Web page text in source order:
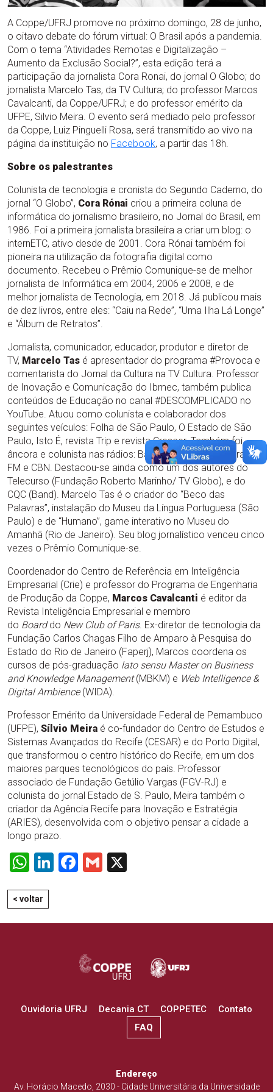
A Coppe/UFRJ promove no próximo domingo, 28 de junho,
o oitavo debate do fórum virtual: O Brasil após a pandemia.
Com o tema “Atividades Remotas e Digitalização –
Aumento da Exclusão Social?”, esta edição terá a
participação da jornalista Cora Ronai, do jornal O Globo; do
jornalista Marcelo Tas, da TV Cultura; do professor Marcos
Cavalcanti, da Coppe/UFRJ; e do professor emérito da
UFPE, Silvio Meira. O evento será mediado pelo professor
da Coppe, Luiz Pinguelli Rosa, será transmitido ao vivo na
página da instituição no Facebook, a partir das 18h.
Sobre os palestrantes
Colunista de tecnologia e cronista do Segundo Caderno, do
jornal “O Globo”, Cora Rónai criou a primeira coluna de
informática do jornalismo brasileiro, no Jornal do Brasil, em
1986. Foi a primeira jornalista brasileira a criar um blog: o
internETC, ativo desde de 2001. Cora Rónai também foi
pioneira na utilização da fotografia digital como
documento. Recebeu o Prêmio Comunique-se de melhor
jornalista de Informática em 2004, 2006 e 2008, e de
melhor jornalista de Tecnologia, em 2018. Já publicou mais
de dez livros, entre eles: “Caiu na Rede”, “Uma Ilha Lá Longe”
e “Álbum de Retratos”.
Jornalista, comunicador, educador, produtor e diretor de
TV, Marcelo Tas é apresentador do programa #Provoca e
comentarista do Jornal da Cultura na TV Cultura. Professor
de Inovação e Comunicação do Ibmec, também publica
conteúdos de Educação no canal #DESCOMPLICADO no
YouTube. Atuou como colunista e colaborador dos
seguintes veículos: Folha de São Paulo, O Estado de São
Paulo, Isto É, revista Trip e revista Crescer. Também foi
âncora e colunista nas rádios: Bandnews, 89 FM, Eldorado
FM e CBN. Destacou-se ainda como um dos autores do
Telecurso (Fundação Roberto Marinho/ TV Globo), e do
CQC (Band). Marcelo Tas é o criador do “Beco das
Palavras”, instalação do Museu da Língua Portuguesa (São
Paulo) e de “Humano”, game interativo no Museu do
Amanhã (Rio de Janeiro). Seu blog jornalístico venceu cinco
vezes o Prêmio Comunique-se.
Coordenador do Centro de Referência em Inteligência
Empresarial (Crie) e professor do Programa de Engenharia
de Produção da Coppe, Marcos Cavalcanti é editor da
Revista Inteligência Empresarial e membro
do Boarddo New Club of Paris. Ex-diretor de tecnologia da
Fundação Carlos Chagas Filho de Amparo à Pesquisa do
Estado do Rio de Janeiro (Faperj), Marcos coordena os
cursos de pós-graduação lato sensu Master on Business
and Knowledge Management(MBKM) e Web Intelligence &
Digital Ambience(WIDA).
Professor Emérito da Universidade Federal de Pernambuco
(UFPE), Sílvio Meira é co-fundador do Centro de Estudos e
Sistemas Avançados do Recife (CESAR) e do Porto Digital,
que transformou o centro histórico do Recife, em um dos
maiores parques tecnológicos do país. Professor
associado de Fundação Getúlio Vargas (FGV-RJ) e
colunista do jornal Estado de S. Paulo, Meira também o
criador da Agência Recife para Inovação e Estratégia
(ARIES), desenvolvida com o objetivo pensar a cidade a
longo prazo.
WhatsApp
LinkedIn
Facebook
Gmail
< voltar
Ouvidoria UFRJ Decania CT COPPETEC
Contato
FAQ
Endereço
Av. Horácio Macedo, 2030 - Cidade Universitária da Universidade